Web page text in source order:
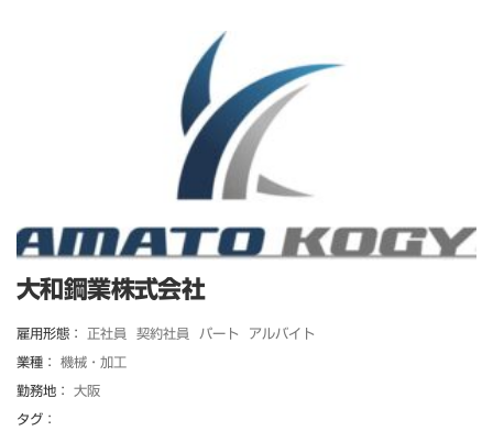
大和鋼業株式会社
雇用形態： 正社員 契約社員 パート アルバイト
業種： 機械・加工
勤務地： 大阪
タグ：